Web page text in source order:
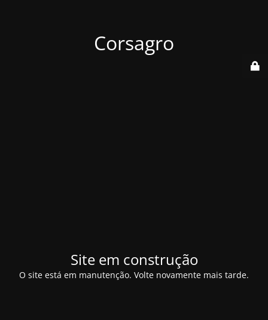
Corsagro
Site em construção
O site está em manutenção. Volte novamente mais tarde.